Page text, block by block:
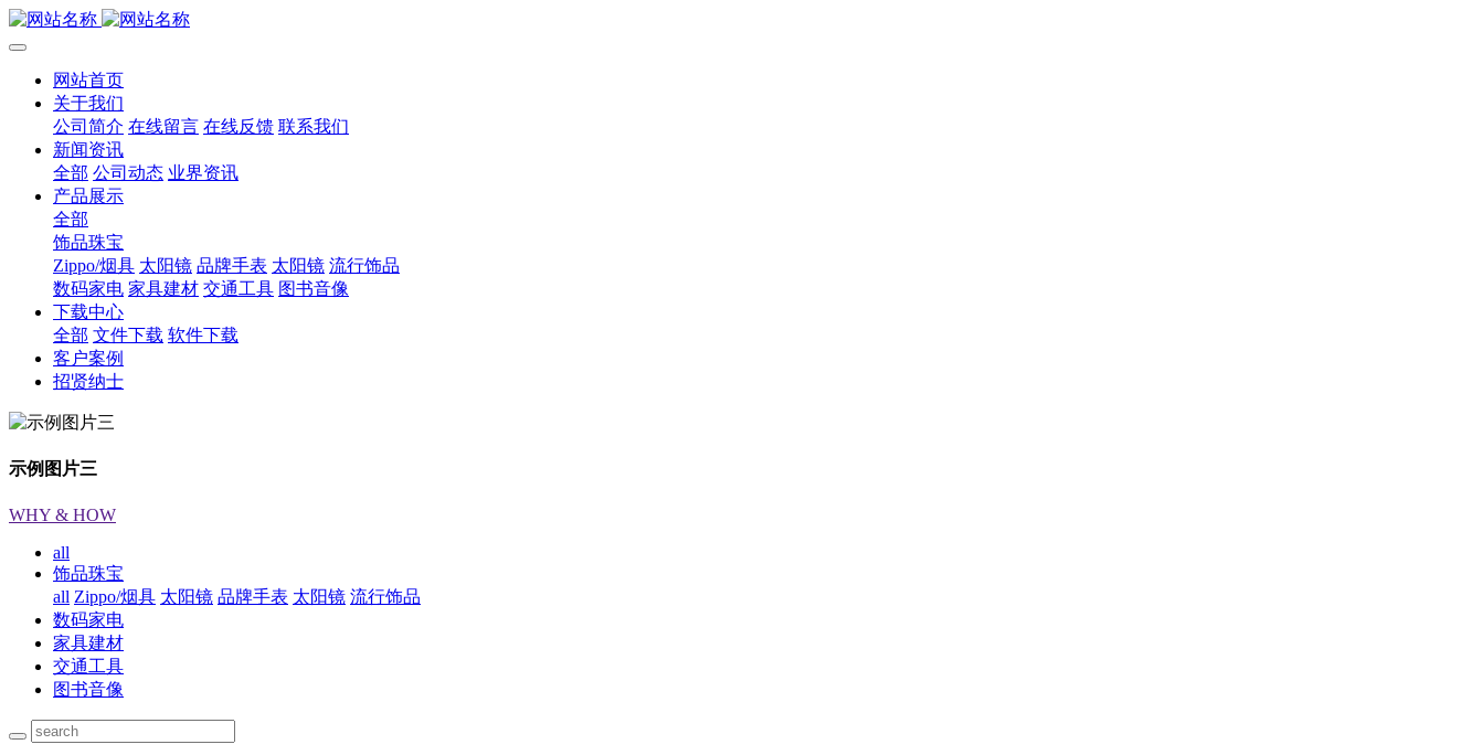
网站首页
关于我们
公司简介 在线留言 在线反馈 联系我们
新闻资讯
全部 公司动态 业界资讯
产品展示
全部
饰品珠宝
Zippo/烟具 太阳镜 品牌手表 太阳镜 流行饰品
数码家电 家具建材 交通工具 图书音像
下载中心
全部 文件下载 软件下载
客户案例
招贤纳士
示例图片三
WHY & HOW
all
饰品珠宝
all Zippo/烟具 太阳镜 品牌手表 太阳镜 流行饰品
数码家电
家具建材
交通工具
图书音像